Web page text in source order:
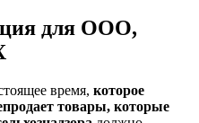
для ООО,
время, которое
товары, которые